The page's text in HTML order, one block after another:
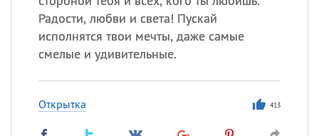
Радости, любви и света! Пускай
исполнятся твои мечты, даже самые
смелые и удивительные.
Открытка 413